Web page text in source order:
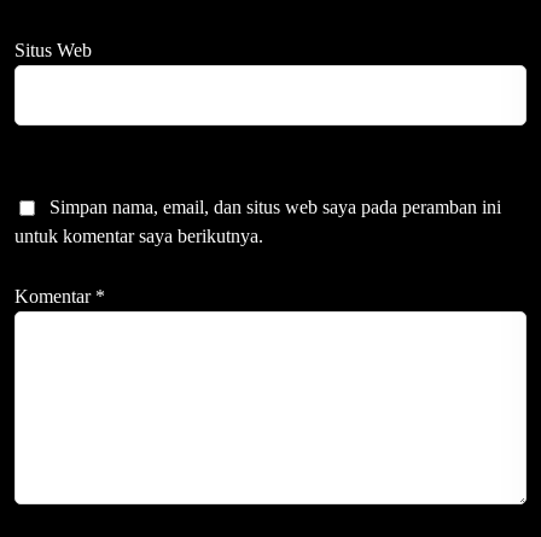
Situs Web
Simpan nama, email, dan situs web saya pada peramban ini
untuk komentar saya berikutnya.
Komentar *